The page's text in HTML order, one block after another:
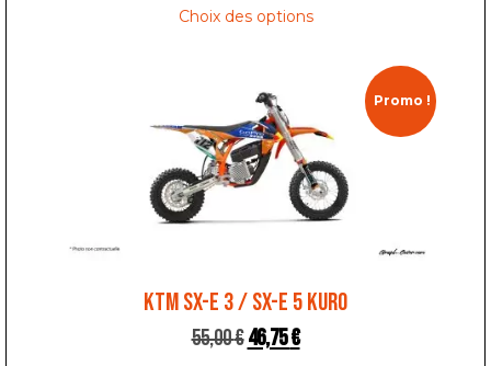
Choix des options
Promo !
KTM SX-E 3 / SX-E 5 KURO
55,00€46,75€